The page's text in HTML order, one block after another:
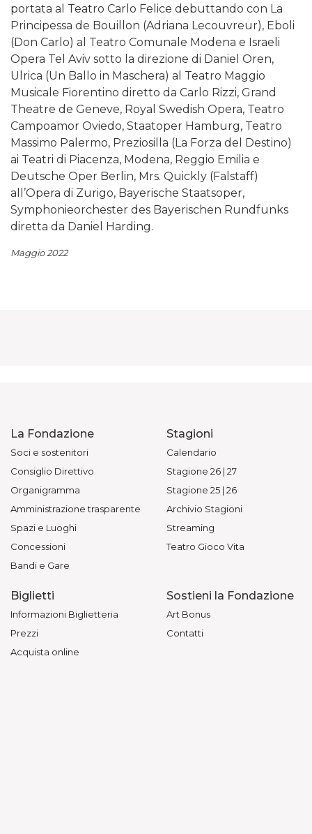
portata al Teatro Carlo Felice debuttando con La
Principessa de Bouillon (Adriana Lecouvreur), Eboli
(Don Carlo) al Teatro Comunale Modena e Israeli
Opera Tel Aviv sotto la direzione di Daniel Oren,
Ulrica (Un Ballo in Maschera) al Teatro Maggio
Musicale Fiorentino diretto da Carlo Rizzi, Grand
Theatre de Geneve, Royal Swedish Opera, Teatro
Campoamor Oviedo, Staatoper Hamburg, Teatro
Massimo Palermo, Preziosilla (La Forza del Destino)
ai Teatri di Piacenza, Modena, Reggio Emilia e
Deutsche Oper Berlin, Mrs. Quickly (Falstaff)
all’Opera di Zurigo, Bayerische Staatsoper,
Symphonieorchester des Bayerischen Rundfunks
diretta da Daniel Harding.
Maggio 2022
La Fondazione
Soci e sostenitori
Consiglio Direttivo
Organigramma
Amministrazione trasparente
Spazi e Luoghi
Concessioni
Bandi e Gare
Stagioni
Calendario
Stagione 26 | 27
Stagione 25 | 26
Archivio Stagioni
Streaming
Teatro Gioco Vita
Biglietti
Informazioni Biglietteria
Prezzi
Acquista online
Sostieni la Fondazione
Art Bonus
Contatti